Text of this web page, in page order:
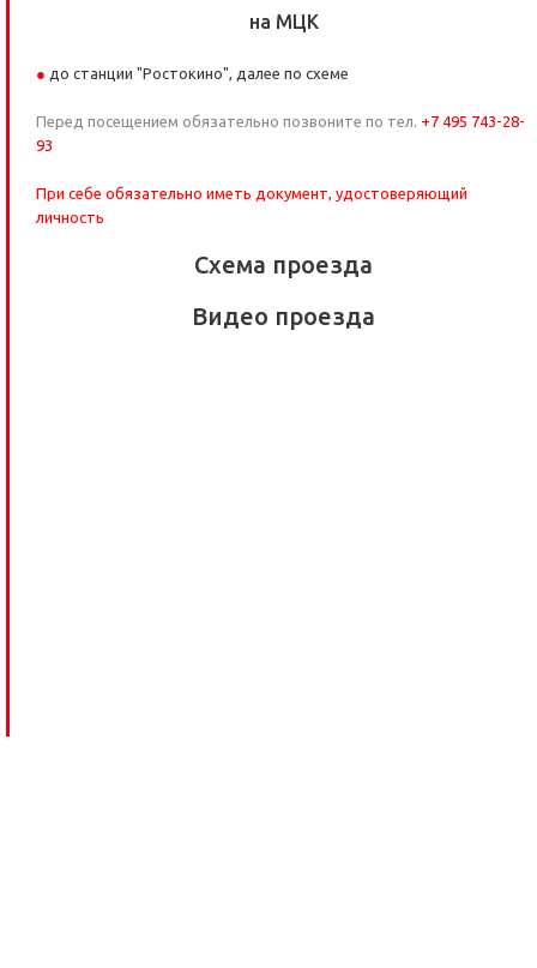
на МЦК
до станции "Ростокино", далее по схеме
Перед посещением обязательно позвоните по тел. +7 495 743-28-
93
При себе обязательно иметь документ, удостоверяющий
личность
Схема проезда
Видео проезда